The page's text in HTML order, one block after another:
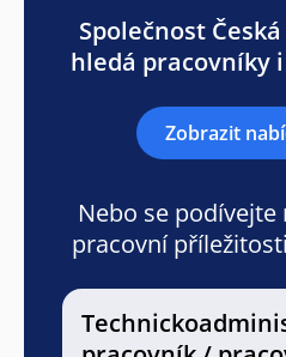
Společnost
hledá pracovníky
Zobrazit
Nebo se podívejte
pracovní